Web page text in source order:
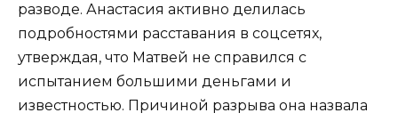
разводе. Анастасия активно делилась
подробностями расставания в соцсетях,
утверждая, что Матвей не справился с
испытанием большими деньгами и
известностью. Причиной разрыва она назвала